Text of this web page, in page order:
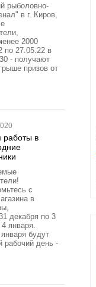
рыболовно-
в г. Киров,
2000
по 27.05.22 в
- получают
призов от
работы в
с
в
декабря по 3
января.
будут
рабочий день -